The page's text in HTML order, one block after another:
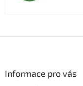
Informace pro vás